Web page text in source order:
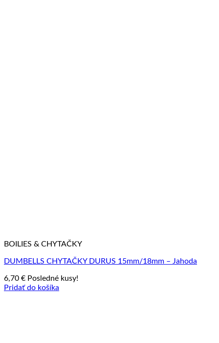
BOILIES & CHYTAČKY
DUMBELLS CHYTAČKY DURUS 15mm/18mm – Jahoda
6,70 € Posledné kusy!
Pridať do košíka